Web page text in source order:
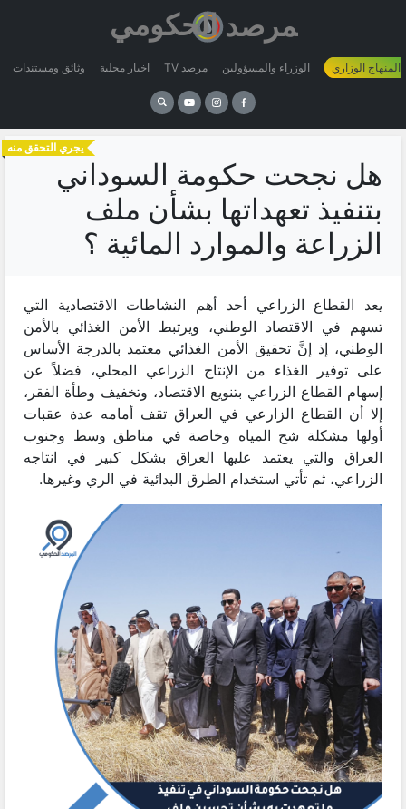
وثائق ومستندات اخبار محلية مرصد TV الوزراء والمسؤولين المنهاج الوزاري
يجري التحقق منه
هل نجحت حكومة السوداني
بتنفيذ تعهداتها بشأن ملف
الزراعة والموارد المائية ؟
يعد القطاع الزراعي أحد أهم النشاطات الاقتصادية التي
تسهم في الاقتصاد الوطني، ويرتبط الأمن الغذائي بالأمن
الوطني، إذ إنَّ تحقيق الأمن الغذائي معتمد بالدرجة الأساس
على توفير الغذاء من الإنتاج الزراعي المحلي، فضلاً عن
إسهام القطاع الزراعي بتنويع الاقتصاد، وتخفيف وطأة الفقر،
إلا أن القطاع الزارعي في العراق تقف أمامه عدة عقبات
أولها مشكلة شح المياه وخاصة في مناطق وسط وجنوب
العراق والتي يعتمد عليها العراق بشكل كبير في انتاجه
الزراعي، ثم تأتي استخدام الطرق البدائية في الري وغيرها.